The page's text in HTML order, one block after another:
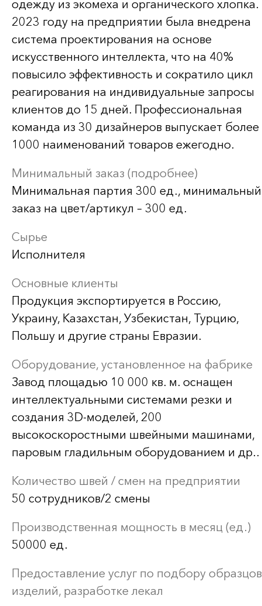
одежду из экомеха и органического хлопка.
2023 году на предприятии была внедрена
система проектирования на основе
искусственного интеллекта, что на 40%
повысило эффективность и сократило цикл
реагирования на индивидуальные запросы
клиентов до 15 дней. Профессиональная
команда из 30 дизайнеров выпускает более
1000 наименований товаров ежегодно.
Минимальный заказ (подробнее)
Минимальная партия 300 ед., минимальный
заказ на цвет/артикул – 300 ед.
Сырье
Исполнителя
Основные клиенты
Продукция экспортируется в Россию,
Украину, Казахстан, Узбекистан, Турцию,
Польшу и другие страны Евразии.
Оборудование, установленное на фабрике
Завод площадью 10 000 кв. м. оснащен
интеллектуальными системами резки и
создания 3D-моделей, 200
высокоскоростными швейными машинами,
паровым гладильным оборудованием и др..
Количество швей / смен на предприятии
50 сотрудников/2 смены
Производственная мощность в месяц (ед.)
50000 ед.
Предоставление услуг по подбору образцов
изделий, разработке лекал